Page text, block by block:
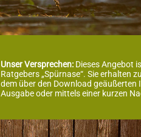
Unser Versprechen: Dieses Angebot
Ratgebers „Spürnase“. Sie erhalten
dem über den Download geäußerten
Ausgabe oder mittels einer kurzen